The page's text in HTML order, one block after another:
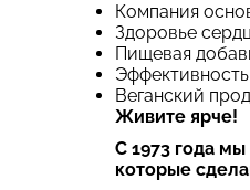
Компания
Здоровье
Пищевая
Веганский
Живите ярче!
С 1973 года
которые